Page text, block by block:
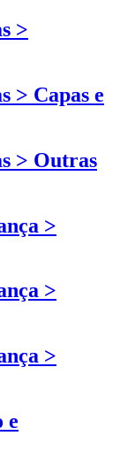
>
> Capas e
> Outras
>
>
>
e